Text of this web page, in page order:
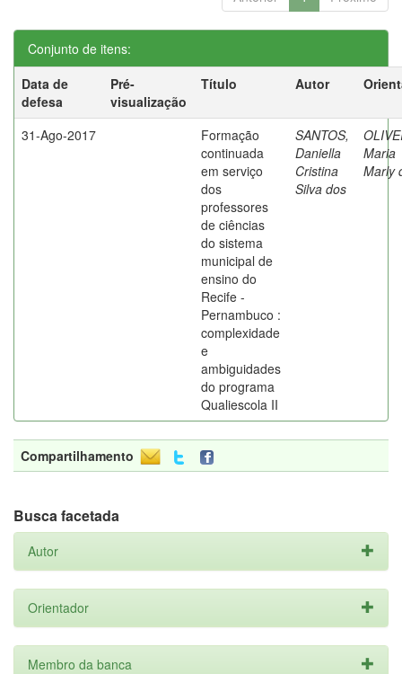
Conjunto de itens:
Data de
defesa
Pré-
visualização
Título Autor
31-Ago-2017
Formação
continuada
em serviço
dos
professores
de ciências
do sistema
municipal de
ensino do
Recife -
Pernambuco :
complexidade
e
ambiguidades
do programa
Qualiescola II
SANTOS,
Daniella
Cristina
Silva dos
Maria
Marly
Compartilhamento
Busca facetada
Autor
Orientador
Membro da banca